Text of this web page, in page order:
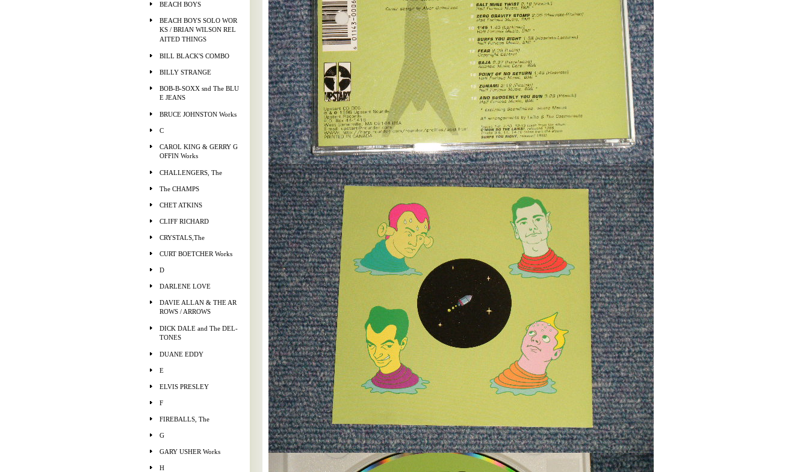
BEACH BOYS
BEACH BOYS SOLO WOR
KS / BRIAN WILSON REL
AITED THINGS
BILL BLACK'S COMBO
BILLY STRANGE
BOB-B-SOXX snd The BLU
E JEANS
BRUCE JOHNSTON Works
C
CAROL KING & GERRY G
OFFIN Works
CHALLENGERS, The
The CHAMPS
CHET ATKINS
CLIFF RICHARD
CRYSTALS,The
CURT BOETCHER Works
D
DARLENE LOVE
DAVIE ALLAN & THE AR
ROWS / ARROWS
DICK DALE and The DEL-
TONES
DUANE EDDY
E
ELVIS PRESLEY
F
FIREBALLS, The
G
GARY USHER Works
H